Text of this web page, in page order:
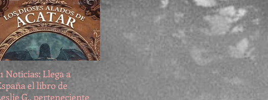
Noticias: Llega a
el libro de
G., perteneciente